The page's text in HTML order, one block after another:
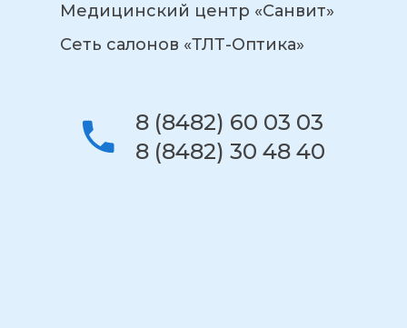
Медицинский центр «Санвит»
Сеть салонов «ТЛТ-Оптика»
8 (8482) 60 03 03
8 (8482) 30 48 40